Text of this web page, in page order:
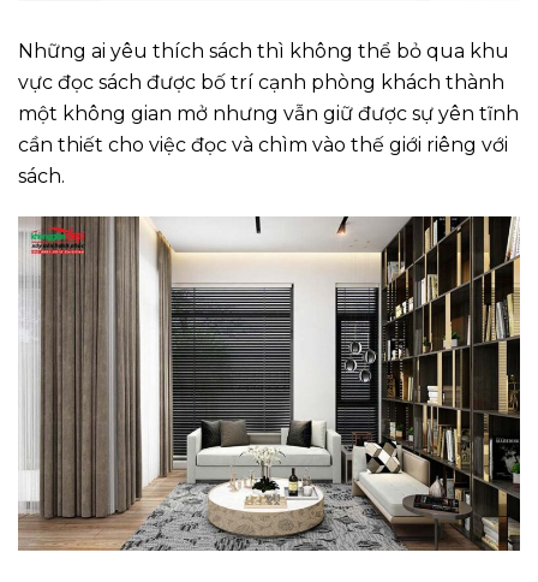
Những ai yêu thích sách thì không thể bỏ qua khu
vực đọc sách được bố trí cạnh phòng khách thành
một không gian mở nhưng vẫn giữ được sự yên tĩnh
cần thiết cho việc đọc và chìm vào thế giới riêng với
sách.